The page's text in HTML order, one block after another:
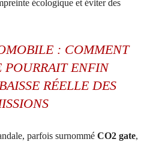
écologique et éviter des
: COMMENT
POURRAIT ENFIN
RÉELLE DES
parfois surnommé CO2 gate,